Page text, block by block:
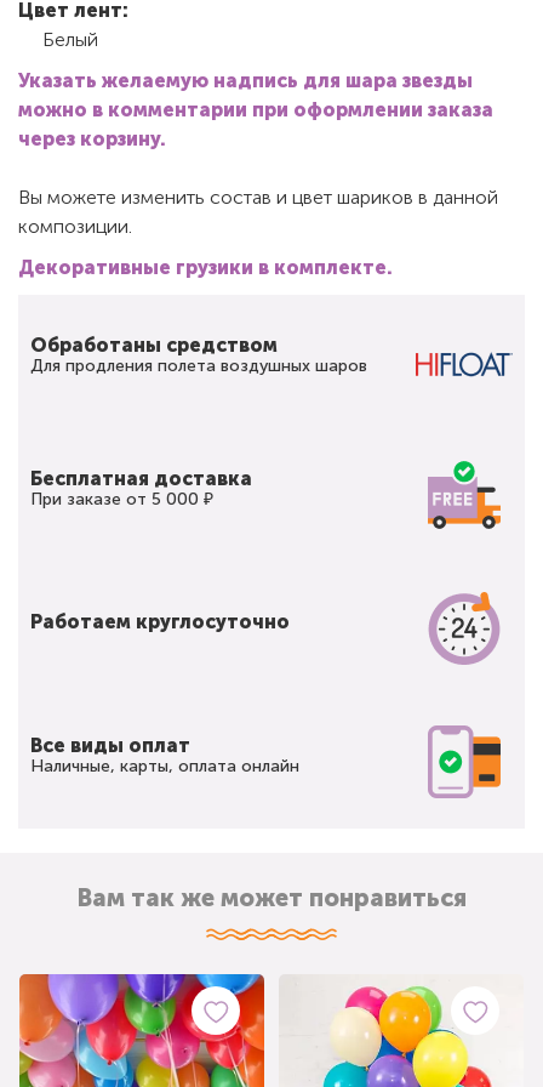
Цвет лент:
Белый
Указать желаемую надпись для шара звезды
можно в комментарии при оформлении заказа
через корзину.
Вы можете изменить состав и цвет шариков в данной
композиции.
Декоративные грузики в комплекте.
Обработаны средством
Для продления полета воздушных шаров
Бесплатная доставка
При заказе от 5 000 ₽
Работаем круглосуточно
Все виды оплат
Наличные, карты, оплата онлайн
Вам так же может понравиться